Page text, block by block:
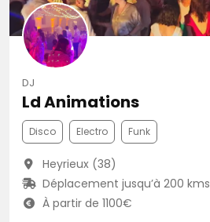
DJ
Ld Animations
Disco Electro Funk
Heyrieux (38)
Déplacement jusqu’à 200 kms
À partir de 1100€